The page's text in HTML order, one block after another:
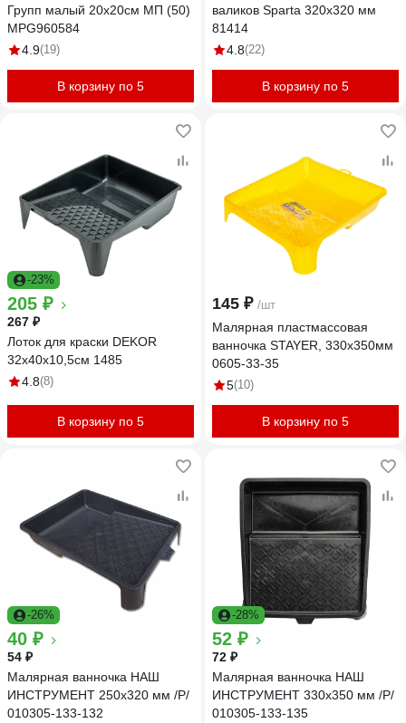
Групп малый 20х20см МП (50)
MPG960584
4.9(19)
В корзину по 5
валиков Sparta 320х320 мм
81414
4.8(22)
В корзину по 5
-23%
205 ₽
267 ₽
Лоток для краски DEKOR
32x40x10,5см 1485
4.8(8)
В корзину по 5
145 ₽ /шт
Малярная пластмассовая
ванночка STAYER, 330х350мм
0605-33-35
5(10)
В корзину по 5
-26%
40 ₽
54 ₽
Малярная ванночка НАШ
ИНСТРУМЕНТ 250х320 мм /Р/
010305-133-132
-28%
52 ₽
72 ₽
Малярная ванночка НАШ
ИНСТРУМЕНТ 330х350 мм /Р/
010305-133-135